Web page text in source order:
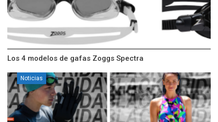
Los 4 modelos de gafas Zoggs Spectra
Noticias